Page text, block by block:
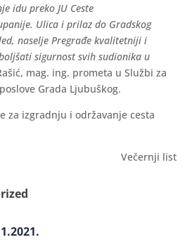
idu preko JU Ceste
Ulica i prilaz do Gradskog
naselje Pregrađe kvalitetniji i
sigurnost svih sudionika u
mag. ing. prometa u Službi za
Grada Ljubuškog.
za izgradnju i održavanje cesta
Večernji list